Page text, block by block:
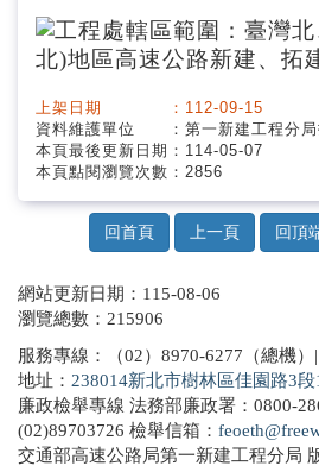
上架日期 ：112-09-15
資料維護單位 ：第一新建工程分局
本頁最後更新日期：114-05-07
本頁點閱瀏覽次數：2856
回首頁 上一頁 回頂
網站更新日期：115-08-06
瀏覽總數：215906
服務專線：（02）8970-6277（總機）|
地址： 238014新北市樹林區佳園路3段
廉政檢舉專線 法務部廉政署：0800-
(02)89703726 檢舉信箱：
交通部高速公路局第一新建工程分局